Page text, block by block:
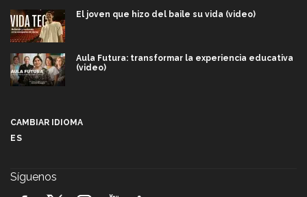
El joven que hizo del baile su vida (video)
Aula Futura: transformar la experiencia educativa
(video)
CAMBIAR IDIOMA
ES
Síguenos